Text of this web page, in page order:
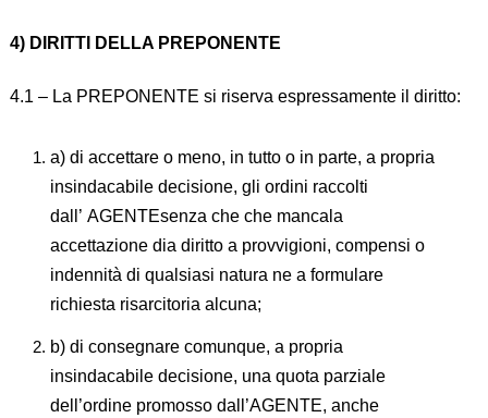
4) DIRITTI DELLA PREPONENTE
4.1 – La PREPONENTE si riserva espressamente il diritto:
a) di accettare o meno, in tutto o in parte, a propria
insindacabile decisione, gli ordini raccolti
dall’ AGENTEsenza che che mancala
accettazione dia diritto a provvigioni, compensi o
indennità di qualsiasi natura ne a formulare
richiesta risarcitoria alcuna;
b) di consegnare comunque, a propria
insindacabile decisione, una quota parziale
dell’ordine promosso dall’AGENTE, anche